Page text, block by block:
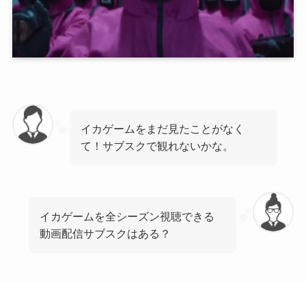
イカゲームをまだ見たことがなく
て！サブスクで観れないかな。
イカゲームを全シーズン視聴できる
動画配信サブスクはある？